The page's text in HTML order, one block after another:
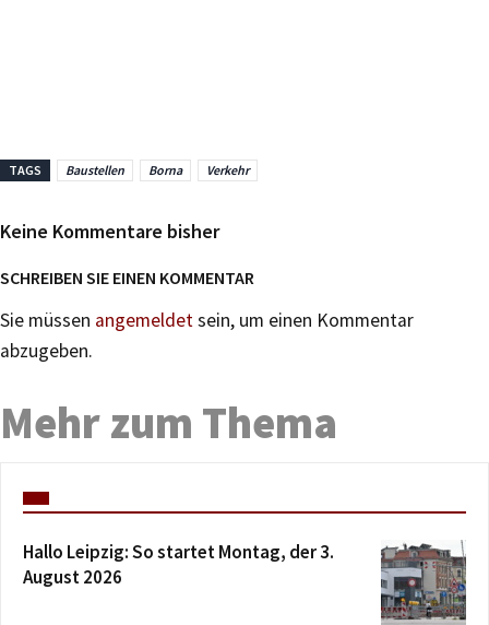
TAGS Baustellen Borna Verkehr
Keine Kommentare bisher
SCHREIBEN SIE EINEN KOMMENTAR
Sie müssen angemeldetsein, um einen Kommentar
abzugeben.
Mehr zum Thema
Hallo Leipzig: So startet Montag, der 3.
August 2026